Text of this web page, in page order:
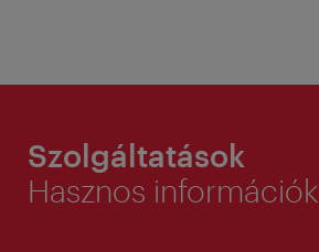
Szolgáltatások
Hasznos információk